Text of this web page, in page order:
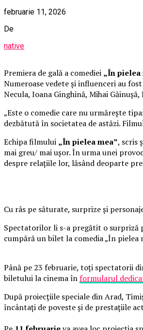
februarie 11, 2026
De
native
Premiera de gală a comediei „În pielea
Numeroase vedete și influenceri au
Necula, Ioana Ginghină, Mihai
„Este o comedie care nu urmărește
dezbătută în societatea de astăzi.
Echipa filmului „În pielea mea”, scris
mai greu/ mai ușor. În urma unei
despre relațiile lor, lăsând deoparte
Cu râs pe săturate, surprize și
Spectatorilor li s-a pregătit o surpriză
cumpără un bilet la comedia „În
Până pe 23 februarie, toți spectatorii
biletului la cinema înformularul
După proiecțiile speciale din Arad,
încântați de poveste și de prestațiile